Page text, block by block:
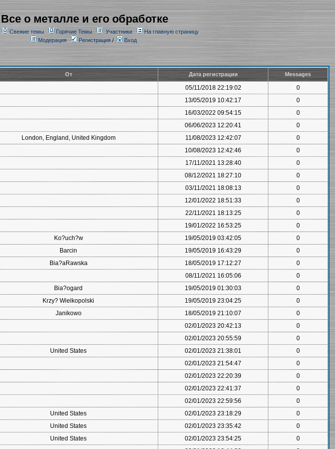
Все о металле и его обработке
Свежие темы Горячие Темы Участники
На главную страницу
Модерация
Регистрация/ Вход
От Дата регистрации Messages
05/11/2018 22:19:02
0
13/05/2019 10:42:17
0
16/03/2022 09:54:15
0
06/06/2023 12:20:41
0
London, England, United Kingdom 11/08/2023 12:42:07
0
10/08/2023 12:42:46
0
17/11/2021 13:28:40
0
08/12/2021 18:27:10
0
03/11/2021 18:08:13
0
12/01/2022 18:51:33
0
22/11/2021 18:13:25
0
19/01/2022 16:53:25
0
Ko?uch?w 19/05/2019 03:42:05
0
Barcin 19/05/2019 16:43:29
0
Bia?aRawska 18/05/2019 17:12:27
0
08/11/2021 16:05:06
0
Bia?ogard 19/05/2019 01:30:03
0
Krzy? Wielkopolski 19/05/2019 23:04:25
0
Janikowo 18/05/2019 21:10:07
0
02/01/2023 20:42:13
0
02/01/2023 20:55:59
0
United States 02/01/2023 21:38:01
0
02/01/2023 21:54:47
0
02/01/2023 22:20:39
0
02/01/2023 22:41:37
0
02/01/2023 22:59:56
0
United States 02/01/2023 23:18:29
0
United States 02/01/2023 23:35:42
0
United States 02/01/2023 23:54:25
0